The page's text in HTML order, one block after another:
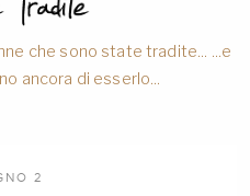
V
che sono state tradite... ...e
ancora di esserlo...
2